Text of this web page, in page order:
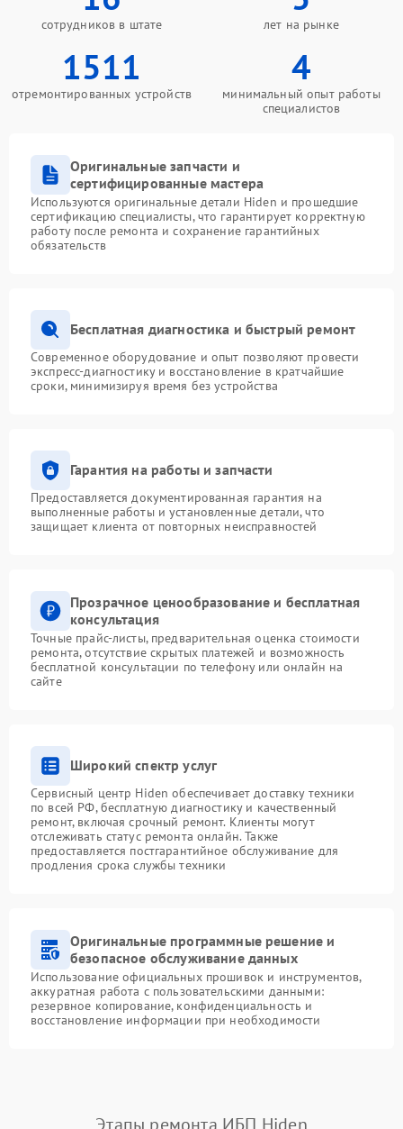
сотрудников в штате лет на рынке
1511
отремонтированных устройств
4
минимальный опыт работы
специалистов
Оригинальные запчасти и
сертифицированные мастера
Используются оригинальные детали Hiden и прошедшие
сертификацию специалисты, что гарантирует корректную
работу после ремонта и сохранение гарантийных
обязательств
Бесплатная диагностика и быстрый ремонт
Современное оборудование и опыт позволяют провести
экспресс-диагностику и восстановление в кратчайшие
сроки, минимизируя время без устройства
Гарантия на работы и запчасти
Предоставляется документированная гарантия на
выполненные работы и установленные детали, что
защищает клиента от повторных неисправностей
Прозрачное ценообразование и бесплатная
консультация
Точные прайс-листы, предварительная оценка стоимости
ремонта, отсутствие скрытых платежей и возможность
бесплатной консультации по телефону или онлайн на
сайте
Широкий спектр услуг
Сервисный центр Hiden обеспечивает доставку техники
по всей РФ, бесплатную диагностику и качественный
ремонт, включая срочный ремонт. Клиенты могут
отслеживать статус ремонта онлайн. Также
предоставляется постгарантийное обслуживание для
продления срока службы техники
Оригинальные программные решение и
безопасное обслуживание данных
Использование официальных прошивок и инструментов,
аккуратная работа с пользовательскими данными:
резервное копирование, конфиденциальность и
восстановление информации при необходимости